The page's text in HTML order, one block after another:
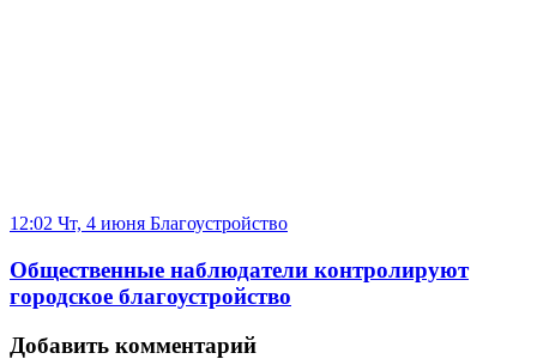
12:02 Чт, 4 июня Благоустройство
Общественные наблюдатели контролируют
городское благоустройство
Добавить комментарий